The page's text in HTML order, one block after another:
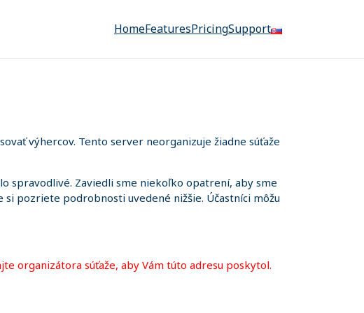
HomeFeaturesPricingSupport
výhercov. Tento server neorganizuje žiadne súťaže
spravodlivé. Zaviedli sme niekoľko opatrení, aby sme
pozriete podrobnosti uvedené nižšie. Účastníci môžu
organizátora súťaže, aby Vám túto adresu poskytol.